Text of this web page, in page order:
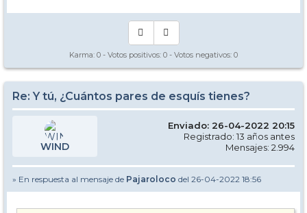
Karma: 0 - Votos positivos: 0 - Votos negativos: 0
Re: Y tú, ¿Cuántos pares de esquís tienes?
WIND
Enviado: 26-04-2022 20:15
Registrado: 13 años antes
Mensajes: 2.994
» En respuesta al mensaje de Pajaroloco del 26-04-2022 18:56